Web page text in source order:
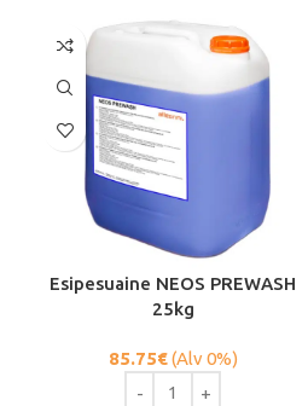
Esipesuaine NEOS PREWASH
25kg
85.75€(Alv 0%)